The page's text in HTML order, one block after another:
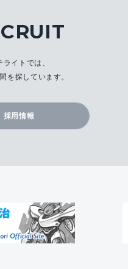
ライトでは、
を探しています。
採用情報